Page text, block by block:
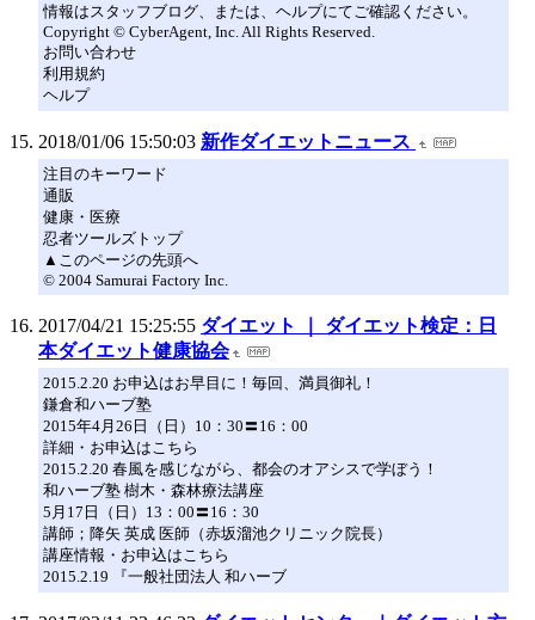
情報はスタッフブログ、または、ヘルプにてご確認ください。
Copyright © CyberAgent, Inc. All Rights Reserved.
お問い合わせ
利用規約
ヘルプ
2018/01/06 15:50:03 新作ダイエットニュース
注目のキーワード
通販
健康・医療
忍者ツールズトップ
▲このページの先頭へ
© 2004 Samurai Factory Inc.
2017/04/21 15:25:55 ダイエット ｜ ダイエット検定：日
本ダイエット健康協会
2015.2.20 お申込はお早目に！毎回、満員御礼！
鎌倉和ハーブ塾
2015年4月26日（日）10：30〓16：00
詳細・お申込はこちら
2015.2.20 春風を感じながら、都会のオアシスで学ぼう！
和ハーブ塾 樹木・森林療法講座
5月17日（日）13：00〓16：30
講師；降矢 英成 医師（赤坂溜池クリニック院長）
講座情報・お申込はこちら
2015.2.19 『一般社団法人 和ハーブ